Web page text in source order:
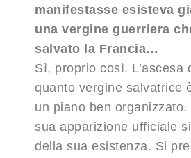
manifestasse esisteva
una vergine guerriera
salvato la Francia…
Sì, proprio così. L’ascesa
quanto vergine salvatrice
un piano ben
sua apparizione ufficiale
della sua esistenza. Si